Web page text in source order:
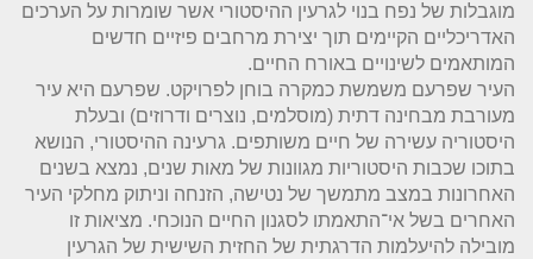
מוגבלות של נפח בנוי לגרעין ההיסטורי אשר שומרות על הערכים
האדריכליים הקיימים תוך יצירת מרחבים פיזיים חדשים
המותאמים לשינויים באורח החיים.
העיר שפרעם משמשת כמקרה בוחן לפרויקט. שפרעם היא עיר
מעורבת מבחינה דתית (מוסלמים, נוצרים ודרוזים) ובעלת
היסטוריה עשירה של חיים משותפים. גרעינה ההיסטורי, הנושא
בתוכו שכבות היסטוריות מגוונות של מאות שנים, נמצא בשנים
האחרונות במצב מתמשך של נטישה, הזנחה וניתוק מחלקי העיר
האחרים בשל אי־התאמתו לסגנון החיים הנוכחי. מציאות זו
מובילה להיעלמות הדרגתית של החזית השישית של הגרעין